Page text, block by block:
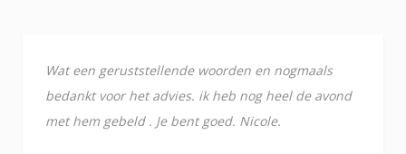
Wat een geruststellende woorden en nogmaals
bedankt voor het advies. ik heb nog heel de avond
met hem gebeld . Je bent goed. Nicole.